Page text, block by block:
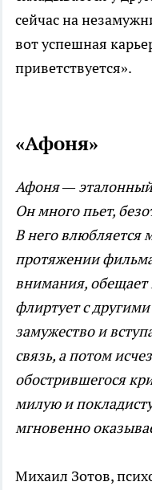
сейчас на
вот успешная
приветствуется».
«Афоня»
Афоня — эталонный
Он много пьет,
В него влюбляется
протяжении
внимания, обещает
флиртует с
замужество и
связь, а потом
обострившегося
милую и
мгновенно
Михаил Зотов,